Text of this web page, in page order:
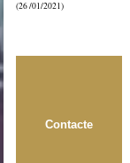
(26 /01/2021)
Contacte